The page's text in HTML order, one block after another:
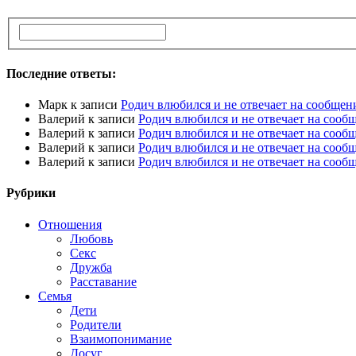
Последние ответы:
Марк к записи Родич влюбился и не отвечает на
Валерий к записи Родич влюбился и не отвечает на
Валерий к записи Родич влюбился и не отвечает на
Валерий к записи Родич влюбился и не отвечает на
Валерий к записи Родич влюбился и не отвечает на
Рубрики
Отношения
Любовь
Секс
Дружба
Расставание
Семья
Дети
Родители
Взаимопонимание
Досуг